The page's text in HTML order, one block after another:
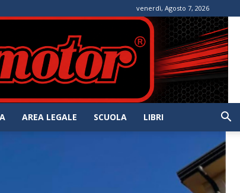
venerdì, Agosto 7, 2026
AREA LEGALE SCUOLA LIBRI